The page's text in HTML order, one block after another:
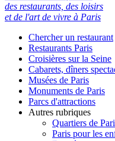
des restaurants, des loisirs
et de l'art de vivre à Paris
Chercher un restaurant
Restaurants Paris
Croisières sur la Seine
Cabarets, dîners
Musées de Paris
Monuments de Paris
Parcs d'attractions
Autres rubriques
Quartiers de
Paris pour les